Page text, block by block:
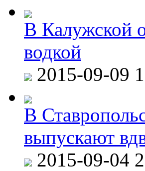
В Калужской
водкой
2015-09-09
В
выпускают
2015-09-04